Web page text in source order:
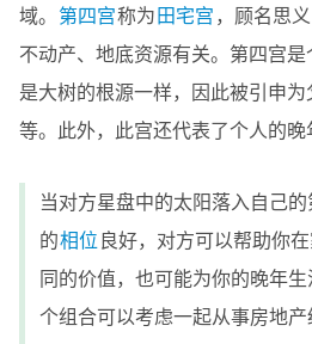
域。 第四宫称为田宅宫，顾名思
不动产、地底资源有关。第四宫
是大树的根源一样，因此被引申
等。此外，此宫还代表了个人的晚
当对方星盘中的太阳落入自己
的相位良好，对方可以帮助你
同的价值，也可能为你的晚年
个组合可以考虑一起从事房地